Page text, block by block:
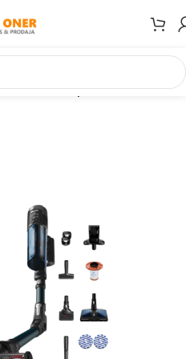
Usisivači Štapni usisivači